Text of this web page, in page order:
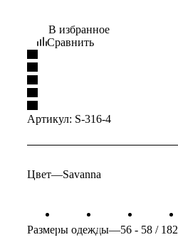
В избранное
Сравнить
Артикул: S-316-4
Цвет—Savanna
Размеры одежды—56 - 58 / 182